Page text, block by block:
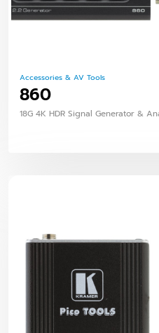
Accessories & AV Tools
860
18G 4K HDR Signal Generator &